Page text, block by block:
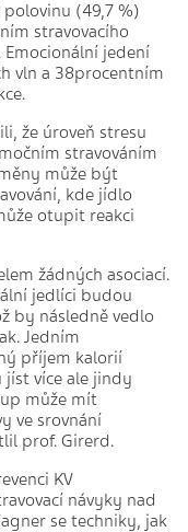
(49,7 %)
stravovacího
Emocionální jedení
vln a 38procentním
že úroveň stresu
stravováním
může být
kde jídlo
otupit reakci
žádných asociací.
jedlíci budou
by následně vedlo
Jedním
příjem kalorií
jíst více ale jindy
může mít
ve srovnání
prof. Girerd.
KV
návyky nad
se techniky, jak